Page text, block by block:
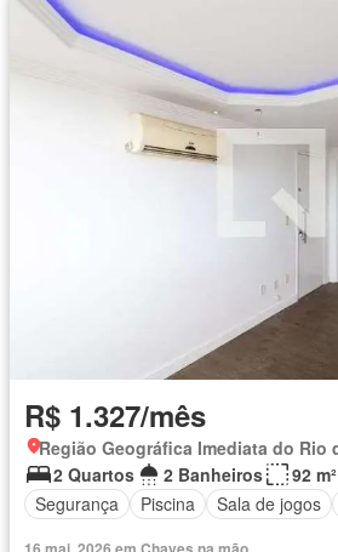
R$ 1.327/mês
2 Quartos
2 Banheiros
92 m²
Segurança
Piscina Sala de jogos